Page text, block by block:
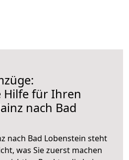
Hilfe für Ihren
nach Bad
nach Bad Lobenstein steht
was Sie zuerst machen